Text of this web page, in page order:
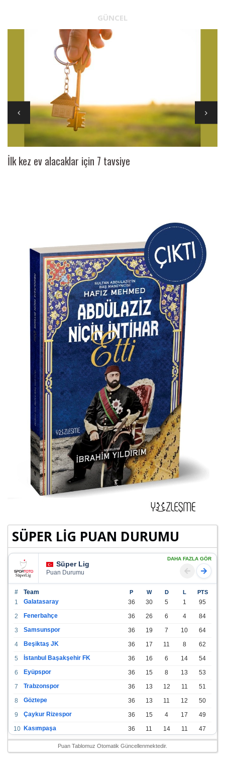
GÜNCEL
İlk kez ev alacaklar için 7 tavsiye
SÜPER LİG PUAN DURUMU
Süper Lig
Puan Durumu
DAHA FAZLA GÖR
# Team P W D L PTS
1 Galatasaray 36 30 5 1
95
2
Fenerbahçe 36 26 6 4
84
3
Samsunspor 36 19 7 10
64
4
Beşiktaş JK 36 17 11 8
62
5
İstanbul Başakşehir FK 36 16 6 14
54
6
Eyüpspor 36 15 8 13
53
7
Trabzonspor 36 13 12 11
51
8
Göztepe 36 13 11 12
50
9
Çaykur Rizespor 36 15 4 17
49
10 Kasımpaşa 36 11 14 11
47
11 Konyaspor 36 13 7 16
46
Puan Tablomuz Otomatik Güncellenmektedir.